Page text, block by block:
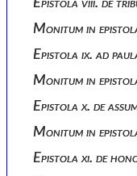
Epistola viii. de
Monitum in
Epistola ix. ad
Monitum in
Epistola x. de
Monitum in
Epistola xi. de